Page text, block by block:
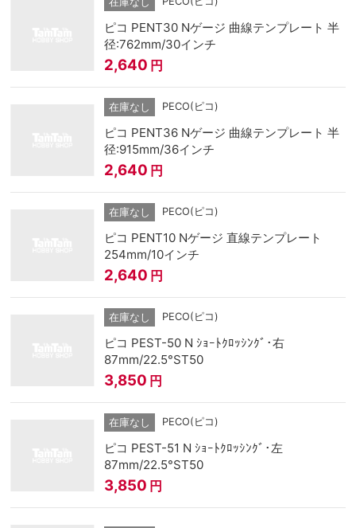
ピコ PENT30 Nゲージ 曲線テンプレート 半
径:762mm/30インチ
2,640 円
在庫なし PECO(ピコ)
ピコ PENT36 Nゲージ 曲線テンプレート 半
径:915mm/36インチ
2,640 円
在庫なし PECO(ピコ)
ピコ PENT10 Nゲージ 直線テンプレート
254mm/10インチ
2,640 円
在庫なし PECO(ピコ)
ピコ PEST-50 N ｼｮｰﾄｸﾛｯｼﾝｸﾞ･右
87mm/22.5°ST50
3,850 円
在庫なし PECO(ピコ)
ピコ PEST-51 N ｼｮｰﾄｸﾛｯｼﾝｸﾞ･左
87mm/22.5°ST50
3,850 円